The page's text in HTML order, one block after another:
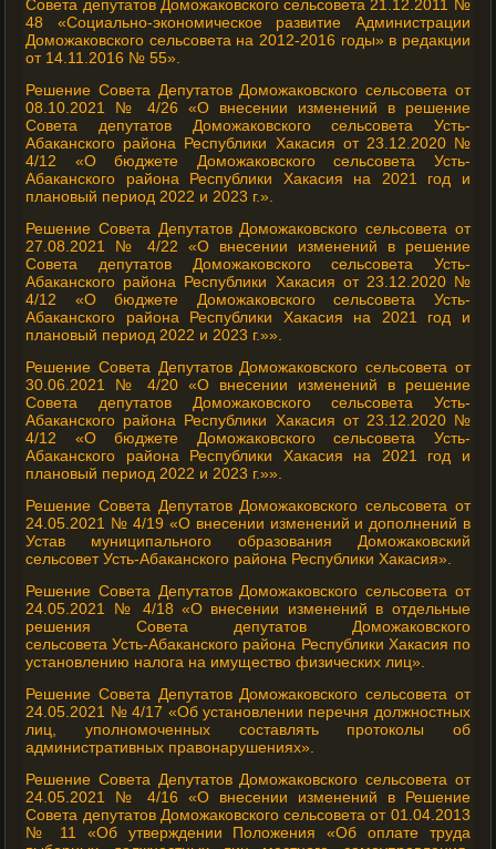
Совета депутатов Доможаковского сельсовета 21.12.2011 №
48 «Социально-экономическое развитие Администрации
Доможаковского сельсовета на 2012-2016 годы» в редакции
от 14.11.2016 № 55».
Решение Совета Депутатов Доможаковского сельсовета от
08.10.2021 № 4/26 «О внесении изменений в решение
Совета депутатов Доможаковского сельсовета Усть-
Абаканского района Республики Хакасия от 23.12.2020 №
4/12 «О бюджете Доможаковского сельсовета Усть-
Абаканского района Республики Хакасия на 2021 год и
плановый период 2022 и 2023 г.».
Решение Совета Депутатов Доможаковского сельсовета от
27.08.2021 № 4/22 «О внесении изменений в решение
Совета депутатов Доможаковского сельсовета Усть-
Абаканского района Республики Хакасия от 23.12.2020 №
4/12 «О бюджете Доможаковского сельсовета Усть-
Абаканского района Республики Хакасия на 2021 год и
плановый период 2022 и 2023 г.»».
Решение Совета Депутатов Доможаковского сельсовета от
30.06.2021 № 4/20 «О внесении изменений в решение
Совета депутатов Доможаковского сельсовета Усть-
Абаканского района Республики Хакасия от 23.12.2020 №
4/12 «О бюджете Доможаковского сельсовета Усть-
Абаканского района Республики Хакасия на 2021 год и
плановый период 2022 и 2023 г.»».
Решение Совета Депутатов Доможаковского сельсовета от
24.05.2021 № 4/19 «О внесении изменений и дополнений в
Устав муниципального образования Доможаковский
сельсовет Усть-Абаканского района Республики Хакасия».
Решение Совета Депутатов Доможаковского сельсовета от
24.05.2021 № 4/18 «О внесении изменений в отдельные
решения Совета депутатов Доможаковского
сельсовета Усть-Абаканского района Республики Хакасия по
установлению налога на имущество физических лиц».
Решение Совета Депутатов Доможаковского сельсовета от
24.05.2021 № 4/17 «Об установлении перечня должностных
лиц, уполномоченных составлять протоколы об
административных правонарушениях».
Решение Совета Депутатов Доможаковского сельсовета от
24.05.2021 № 4/16 «О внесении изменений в Решение
Совета депутатов Доможаковского сельсовета от 01.04.2013
№ 11 «Об утверждении Положения «Об оплате труда